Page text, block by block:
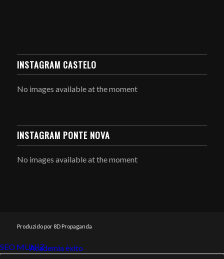
INSTAGRAM CASTELO
No images available at the moment
INSTAGRAM PONTE NOVA
No images available at the moment
Produzido por 8D Propaganda
SEO MUNIZ
Link112Academia êxito